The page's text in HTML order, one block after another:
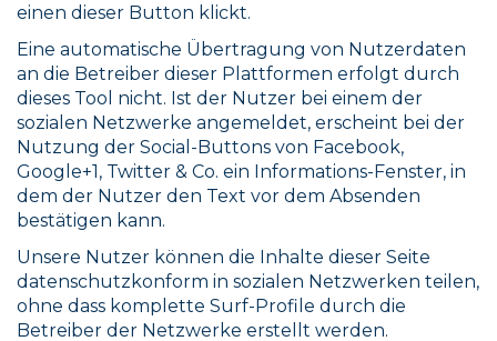
einen dieser Button klickt.
Eine automatische Übertragung von Nutzerdaten
an die Betreiber dieser Plattformen erfolgt durch
dieses Tool nicht. Ist der Nutzer bei einem der
sozialen Netzwerke angemeldet, erscheint bei der
Nutzung der Social-Buttons von Facebook,
Google+1, Twitter & Co. ein Informations-Fenster, in
dem der Nutzer den Text vor dem Absenden
bestätigen kann.
Unsere Nutzer können die Inhalte dieser Seite
datenschutzkonform in sozialen Netzwerken teilen,
ohne dass komplette Surf-Profile durch die
Betreiber der Netzwerke erstellt werden.